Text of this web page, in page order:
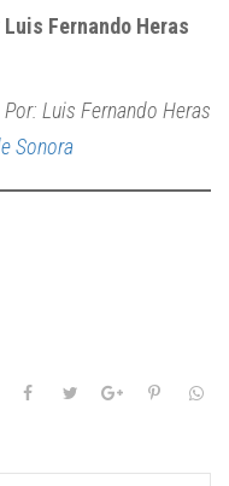
Luis Fernando Heras
Luis Fernando Heras
Sonora